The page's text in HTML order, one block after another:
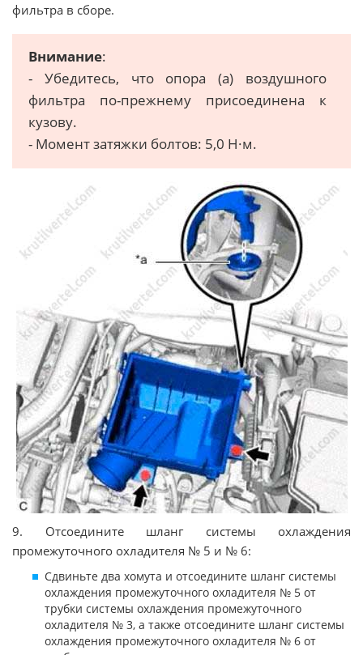
фильтра в сборе.
Внимание:
- Убедитесь, что опора (а) воздушного
фильтра по-прежнему присоединена к
кузову.
- Момент затяжки болтов: 5,0 Н·м.
9. Отсоедините шланг системы охлаждения
промежуточного охладителя № 5 и № 6:
Сдвиньте два хомута и отсоедините шланг системы
охлаждения промежуточного охладителя № 5 от
трубки системы охлаждения промежуточного
охладителя № 3, а также отсоедините шланг системы
охлаждения промежуточного охладителя № 6 от